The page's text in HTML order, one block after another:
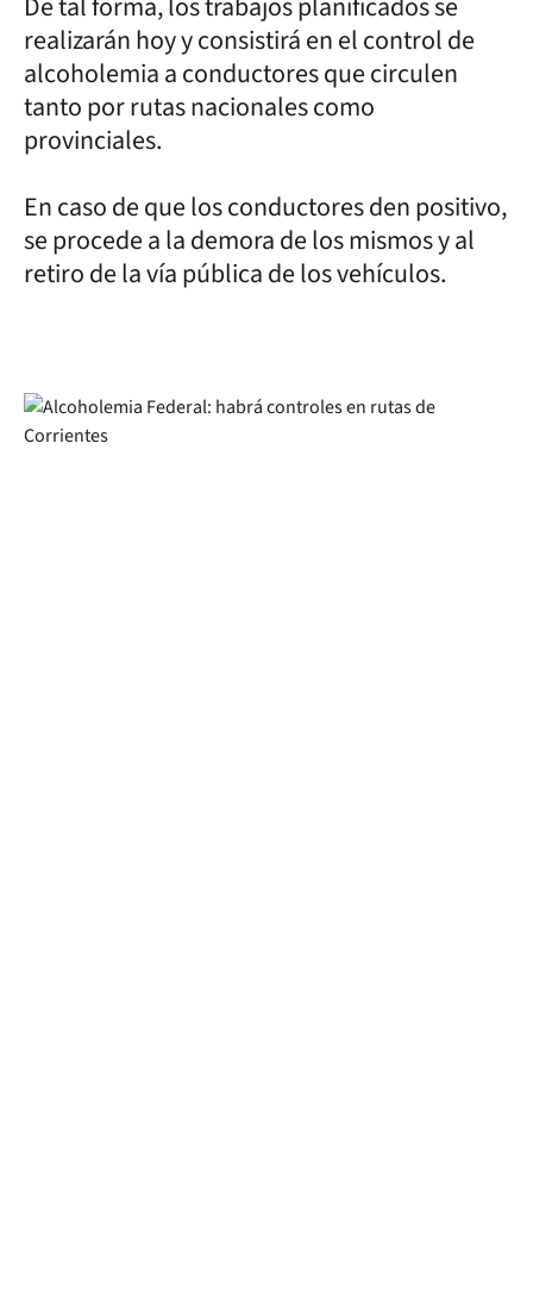
realizarán hoy y consistirá en el control de
alcoholemia a conductores que circulen
tanto por rutas nacionales como
provinciales.
En caso de que los conductores den positivo,
se procede a la demora de los mismos y al
retiro de la vía pública de los vehículos.